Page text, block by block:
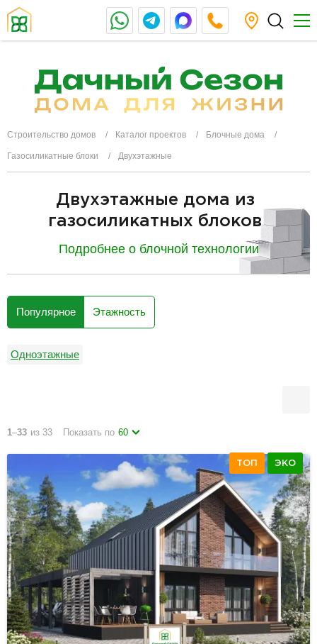
Строительство домов Каталог проектов Блочные дома
Газосиликатные блоки Двухэтажные
Двухэтажные дома из
газосиликатных блоков
Подробнее о блочной технологии
Популярное Этажность
Одноэтажные
1–33 из 33 Показать по 60
ТОП ЭКО